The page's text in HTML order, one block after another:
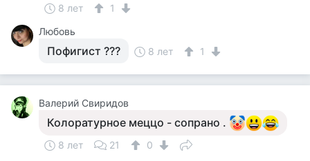
8 лет
1
Любовь
Пофигист ??? 8 лет 1
Валерий Свиридов
Колоратурное меццо - сопрано .
8 лет 21
0